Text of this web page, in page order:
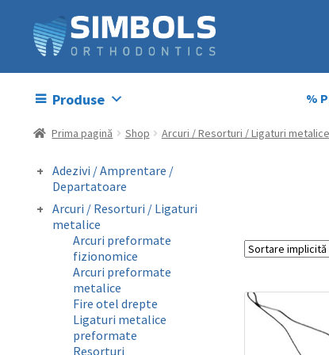
Produse %
Prima pagină Shop Arcuri / Resorturi / Ligaturi metalice
Adezivi / Amprentare /
Departatoare
Adezivi bracketi
Adezivi inel molar
Amprentare
Departatoare
Arcuri / Resorturi / Ligaturi
metalice
Arcuri preformate
fizionomice
Arcuri preformate
metalice
Fire otel drepte
Ligaturi metalice
preformate
Resorturi